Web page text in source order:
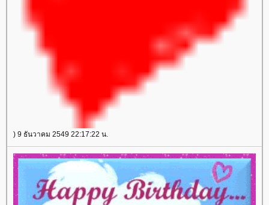
) 9 ธันวาคม 2549 22:17:22 น.